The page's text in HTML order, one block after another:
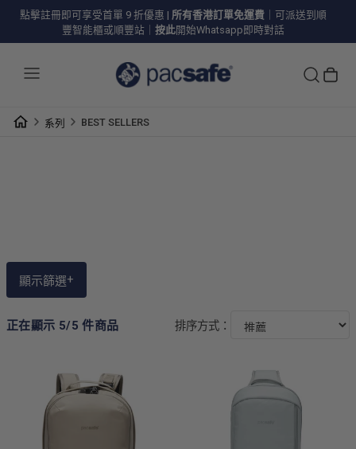
點擊註冊即可享受首單 9 折優惠 | 所有香港訂單免運費 ｜可派送到順
豐智能櫃或順豐站｜ 按此開始Whatsapp即時對話
系列 BEST SELLERS
顯示篩選+
正在顯示 5/5 件商品 排序方式：